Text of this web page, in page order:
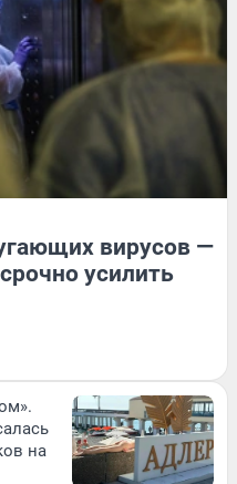
вирусов —
усилить
на